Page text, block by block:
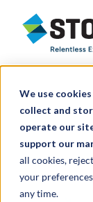
We use
collect and
operate our
support our
all cookies,
your
any time.
Stout